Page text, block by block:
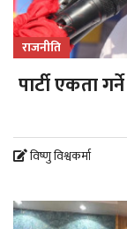
राजनीति
पार्टी एकता
विष्णु विश्वकर्मा